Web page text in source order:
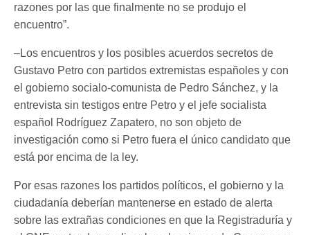
razones por las que finalmente no se produjo el
encuentro”.
–Los encuentros y los posibles acuerdos secretos de
Gustavo Petro con partidos extremistas españoles y con
el gobierno socialo-comunista de Pedro Sánchez, y la
entrevista sin testigos entre Petro y el jefe socialista
español Rodríguez Zapatero, no son objeto de
investigación como si Petro fuera el único candidato que
está por encima de la ley.
Por esas razones los partidos políticos, el gobierno y la
ciudadanía deberían mantenerse en estado de alerta
sobre las extrañas condiciones en que la Registraduría y